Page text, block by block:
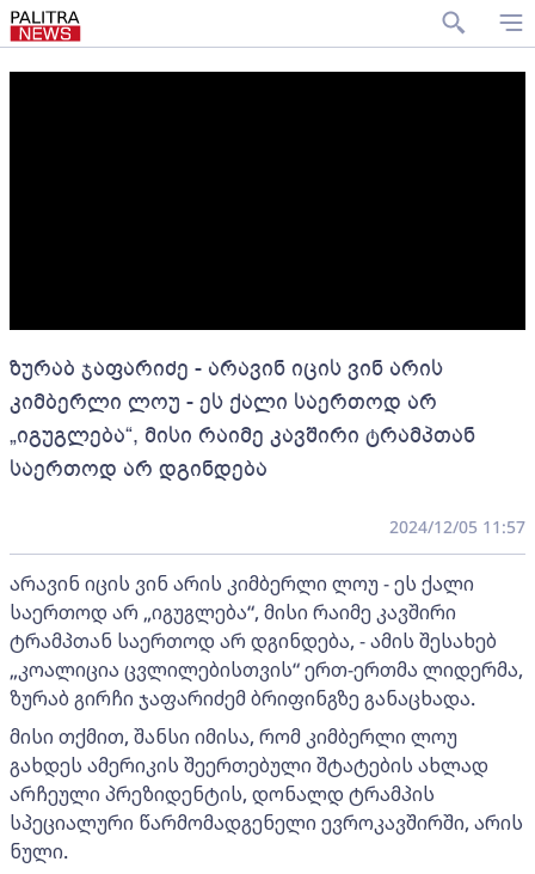
ზურაბ ჯაფარიძე - არავინ იცის ვინ არის
კიმბერლი ლოუ - ეს ქალი საერთოდ არ
„იგუგლება“, მისი რაიმე კავშირი ტრამპთან
საერთოდ არ დგინდება
2024/12/05 11:57
არავინ იცის ვინ არის კიმბერლი ლოუ - ეს ქალი
საერთოდ არ „იგუგლება“, მისი რაიმე კავშირი
ტრამპთან საერთოდ არ დგინდება, - ამის შესახებ
„კოალიცია ცვლილებისთვის“ ერთ-ერთმა ლიდერმა,
ზურაბ გირჩი ჯაფარიძემ ბრიფინგზე განაცხადა.
მისი თქმით, შანსი იმისა, რომ კიმბერლი ლოუ
გახდეს ამერიკის შეერთებული შტატების ახლად
არჩეული პრეზიდენტის, დონალდ ტრამპის
სპეციალური წარმომადგენელი ევროკავშირში, არის
ნული.